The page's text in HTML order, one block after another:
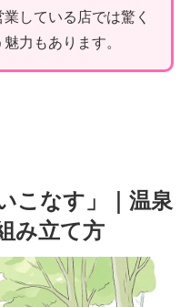
している店では驚く
力もあります。
こなす」｜温泉
み立て方